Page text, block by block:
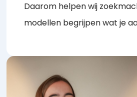
Daarom helpen wij
modellen begrijpen wat je